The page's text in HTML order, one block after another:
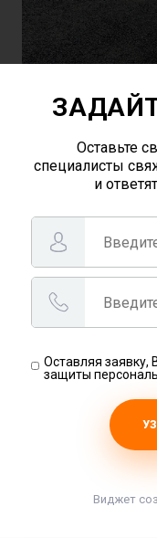
Оставьте
специалисты
и
Оставляя заявку,
защиты
Виджет